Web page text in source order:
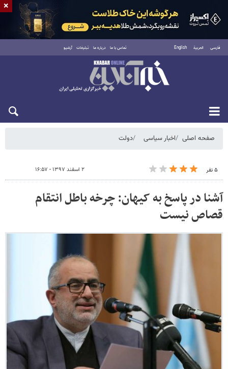
فارسی العربية English تماس با ما درباره ما تبلیغات آرشیو
پنجشنبه ۱۵ مرداد ۱۴۰۵
صفحه اصلی اخبار سیاسی دولت
۵ نفر ۲ اسفند ۱۳۹۷ - ۱۶:۵۷
آشنا در پاسخ به کیهان: چرخه باطل انتقام
قصاص نیست
×